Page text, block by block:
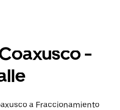
-
a Fraccionamiento